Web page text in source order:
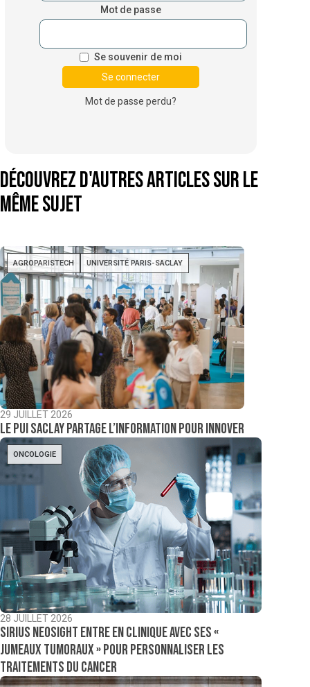
Mot de passe
Se souvenir de moi
Mot de passe perdu?
Découvrez d'autres articles sur le
même sujet
AGROPARISTECH UNIVERSITÉ PARIS-SACLAY
29 JUILLET 2026
Le PUI Saclay partage l’information pour innover
ONCOLOGIE
28 JUILLET 2026
Sirius NeoSight entre en clinique avec ses «
jumeaux tumoraux » pour personnaliser les
traitements du cancer